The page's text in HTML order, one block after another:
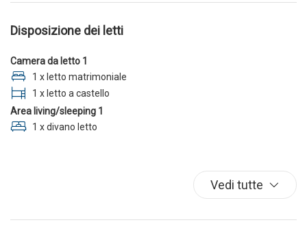
Disposizione dei letti
Camera da letto 1
1 x letto matrimoniale
1 x letto a castello
Area living/sleeping 1
1 x divano letto
Vedi tutte